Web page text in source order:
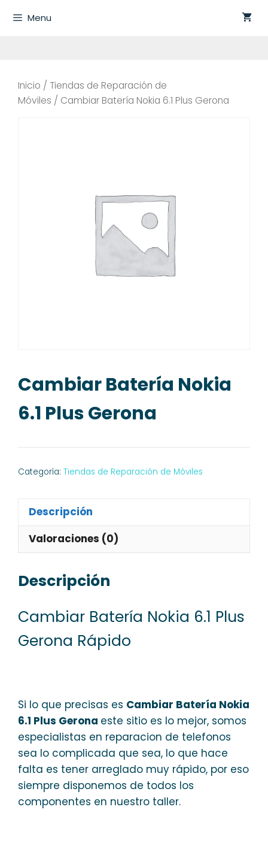
Menu
Inicio / Tiendas de Reparación de
Móviles / Cambiar Batería Nokia 6.1 Plus Gerona
Cambiar Batería Nokia
6.1 Plus Gerona
Categoría: Tiendas de Reparación de Móviles
Descripción
Valoraciones (0)
Descripción
Cambiar Batería Nokia 6.1 Plus
Gerona Rápido
Si lo que precisas es Cambiar Batería Nokia
6.1 Plus Gerona este sitio es lo mejor, somos
especialistas en reparacion de telefonos
sea lo complicada que sea, lo que hace
falta es tener arreglado muy rápido, por eso
siempre disponemos de todos los
componentes en nuestro taller.